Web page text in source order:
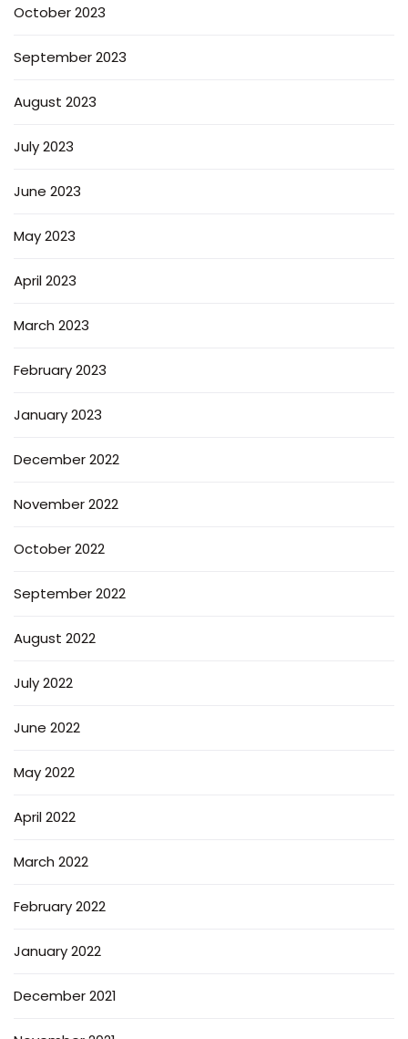
October 2023
September 2023
August 2023
July 2023
June 2023
May 2023
April 2023
March 2023
February 2023
January 2023
December 2022
November 2022
October 2022
September 2022
August 2022
July 2022
June 2022
May 2022
April 2022
March 2022
February 2022
January 2022
December 2021